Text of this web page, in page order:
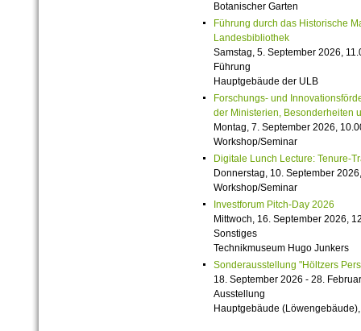
Botanischer Garten
Führung durch das Historische
Landesbibliothek
Samstag, 5. September 2026,
Führung
Hauptgebäude der ULB
Forschungs- und
der Ministerien, Besonderheiten
Montag, 7. September 2026,
Workshop/Seminar
Digitale Lunch Lecture: Tenure-
Donnerstag, 10. September
Workshop/Seminar
Investforum Pitch-Day 2026
Mittwoch, 16. September 2026,
Sonstiges
Technikmuseum Hugo Junkers
Sonderausstellung "Höltzers
18. September 2026 - 28.
Ausstellung
Hauptgebäude